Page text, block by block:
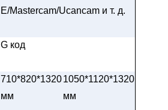
E/Mastercam/Ucancam и т. д.
G код
710*820*1320
мм
1050*1120*1320
мм